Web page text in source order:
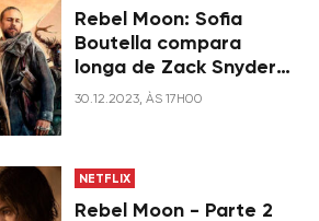
Rebel Moon: Sofia
Boutella compara
longa de Zack Snyder
com Pinóquio de
30.12.2023, ÀS 17H00
NETFLIX
Rebel Moon - Parte 2